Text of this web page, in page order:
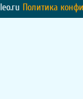
Политика